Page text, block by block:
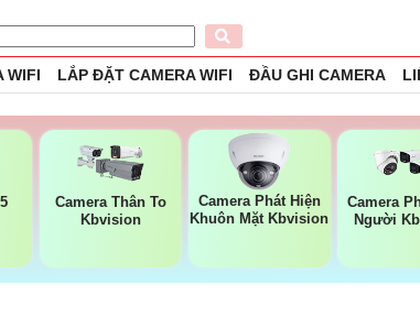
WIFI LẮP ĐẶT CAMERA WIFI ĐẦU GHI CAMERA
Camera Thân To
Kbvision
Camera Phát Hiện
Khuôn Mặt Kbvision
Camera
Người